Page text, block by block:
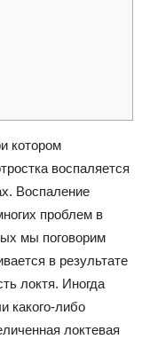
котором
воспаляется
Воспаление
проблем в
мы поговорим
в результате
локтя. Иногда
какого-либо
локтевая